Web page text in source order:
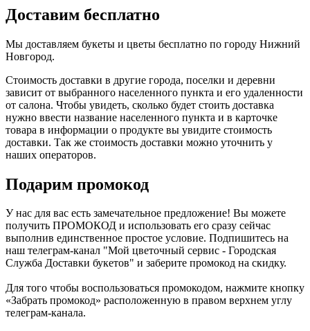
Доставим бесплатно
Мы доставляем букеты и цветы бесплатно по городу Нижний
Новгород.
Стоимость доставки в другие города, поселки и деревни
зависит от выбранного населенного пункта и его удаленности
от салона. Чтобы увидеть, сколько будет стоить доставка
нужно ввести название населенного пункта и в карточке
товара в информации о продукте вы увидите стоимость
доставки. Так же стоимость доставки можно уточнить у
наших операторов.
Подарим промокод
У нас для вас есть замечательное предложение! Вы можете
получить ПРОМОКОД и использовать его сразу сейчас
выполнив единственное простое условие. Подпишитесь на
наш телеграм-канал "Мой цветочный сервис - Городская
Служба Доставки букетов" и заберите промокод на скидку.
Для того чтобы воспользоваться промокодом, нажмите кнопку
«Забрать промокод» расположенную в правом верхнем углу
телеграм-канала.